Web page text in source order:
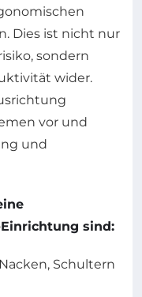
Dies ist nicht nur
sondern
wider.
vor und
und
sind:
Schultern